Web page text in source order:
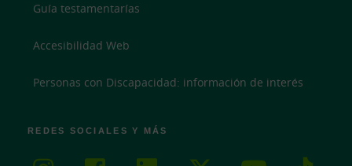
Guía testamentarías
Accesibilidad Web
Personas con Discapacidad: información de interés
REDES SOCIALES Y MÁS